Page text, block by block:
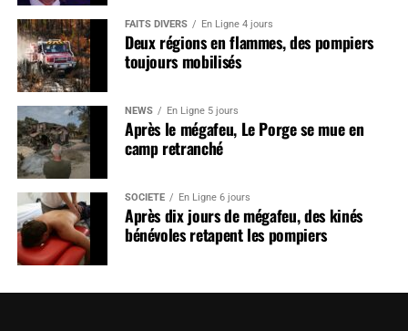
FAITS DIVERS En Ligne 4 jours
Deux régions en flammes, des pompiers
toujours mobilisés
NEWS En Ligne 5 jours
Après le mégafeu, Le Porge se mue en
camp retranché
SOCIÉTÉ En Ligne 6 jours
Après dix jours de mégafeu, des kinés
bénévoles retapent les pompiers